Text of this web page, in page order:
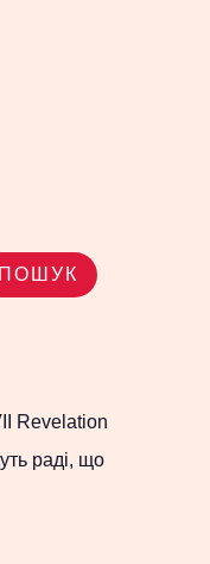
ПОШУК
Revelation
раді, що